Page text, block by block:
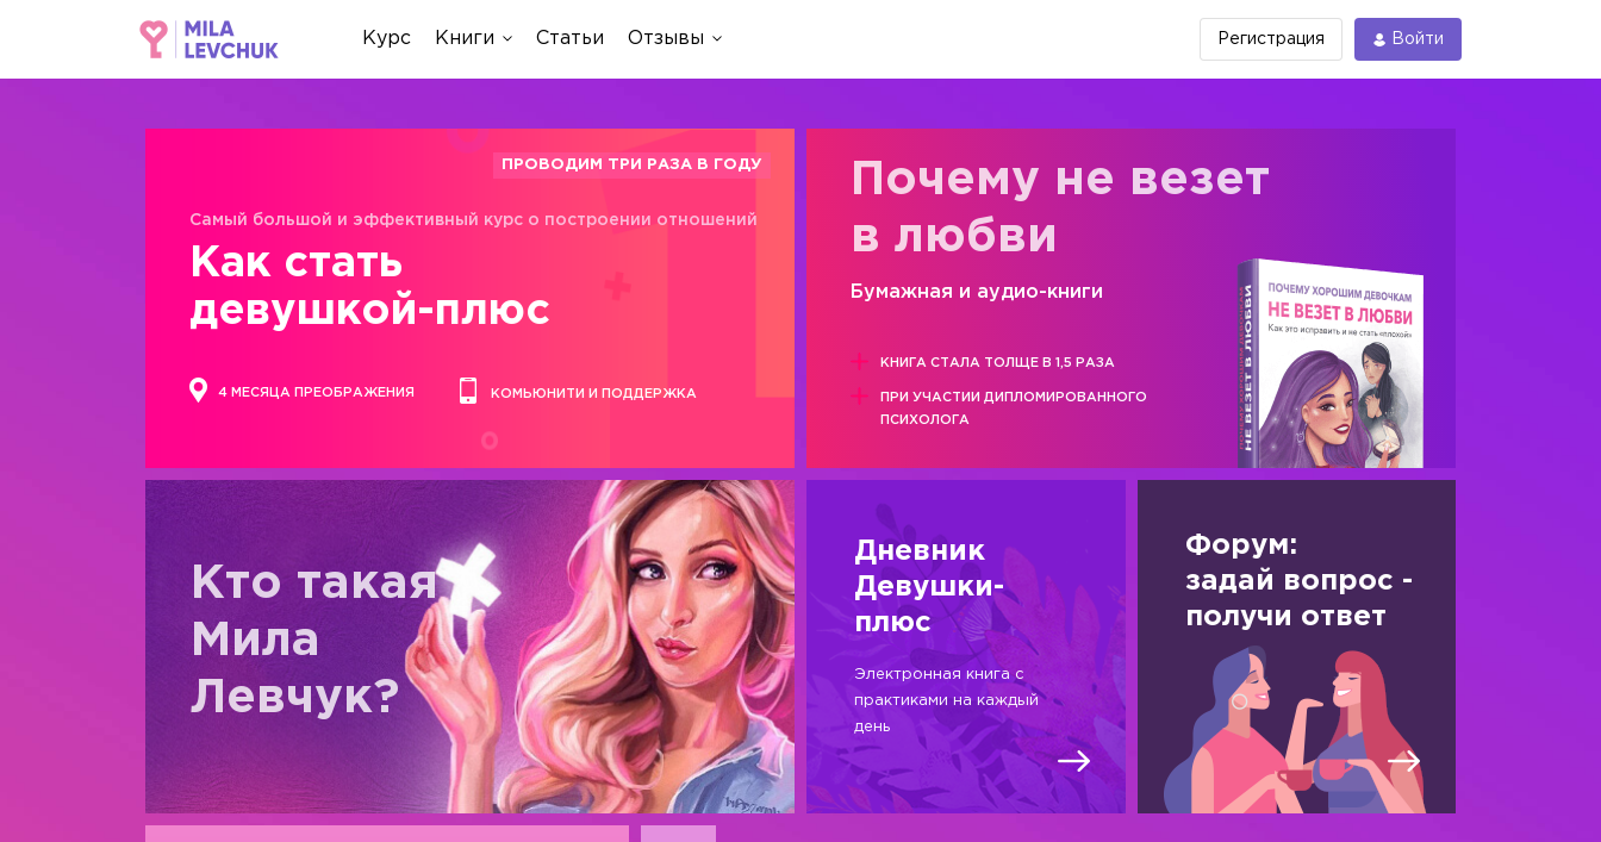
Курс Книги Статьи Отзывы Регистрация Войти
ПРОВОДИМ ТРИ РАЗА В ГОДУ
Самый большой и эффективный курс о построении отношений
Как стать
девушкой-плюс
4 МЕСЯЦА ПРЕОБРАЖЕНИЯ КОМЬЮНИТИ И ПОДДЕРЖКА
Почему не везет
в любви
Бумажная и аудио-книги
КНИГА СТАЛА ТОЛЩЕ В 1,5 РАЗА
ПРИ УЧАСТИИ ДИПЛОМИРОВАННОГО
ПСИХОЛОГА
Кто такая
Мила
Левчук?
Дневник
Девушки-
плюс
Электронная книга с
практиками на каждый
день
Форум:
задай вопрос -
получи ответ